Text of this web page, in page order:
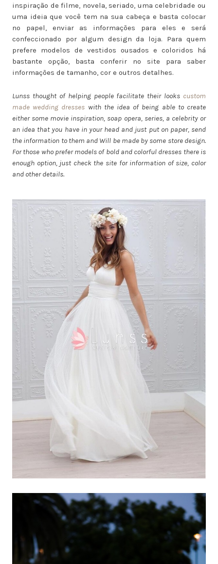
inspiração de filme, novela, seriado, uma celebridade ou
uma ideia que você tem na sua cabeça e basta colocar
no papel, enviar as informações para eles e será
confeccionado por algum design da loja. Para quem
prefere modelos de vestidos ousados e coloridos há
bastante opção, basta conferir no site para saber
informações de tamanho, cor e outros detalhes.
Lunss thought of helping people facilitate their looks custom
made wedding dresses with the idea of ​​being able to create
either some movie inspiration, soap opera, series, a celebrity or
an idea that you have in your head and just put on paper, send
the information to them and Will be made by some store design.
For those who prefer models of bold and colorful dresses there is
enough option, just check the site for information of size, color
and other details.